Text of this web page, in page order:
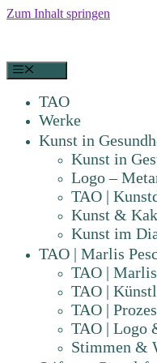
Zum Inhalt springen
TAO
Werke
Kunst in
Kunst in
Logo –
TAO |
Kunst &
Kunst im
TAO | Marlis
TAO |
TAO |
TAO |
TAO | Logo
Stimmen &